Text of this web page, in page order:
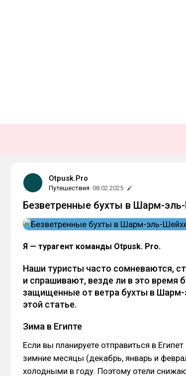
Otpusk.Pro
Путешествия 08.02.2025
Безветренные бухты в Шарм-
Я — турагент команды Otpusk. Pro.
Наши туристы часто сомневаются,
и спрашивают, везде ли в это время
защищенные от ветра бухты в
этой статье.
Зима в Египте
Если вы планируете отправиться в
зимние месяцы (декабрь, январь и
холодными в году. Поэтому отели